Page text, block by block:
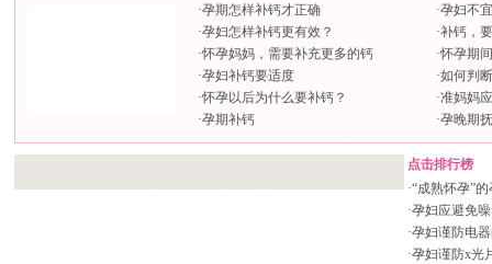
·孕期怎样补钙才正确
·孕妇怎样补钙更有效？
·怀孕妈妈，需要补充更多的钙
·孕妇补钙要适度
·怀孕以后为什么要补钙？
·孕期补钙
·孕妇不
·补钙，
·怀孕期
·如何判
·准妈妈
·孕晚期
点击排行榜
·“成熟怀孕”
·孕妇应避免
·孕妇谨防电
·孕妇谨防x光